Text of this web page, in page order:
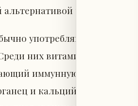
чрезмерному
употребляют в малых
них витамин A,
иммунную систему, а
и кальций. Кроме того,